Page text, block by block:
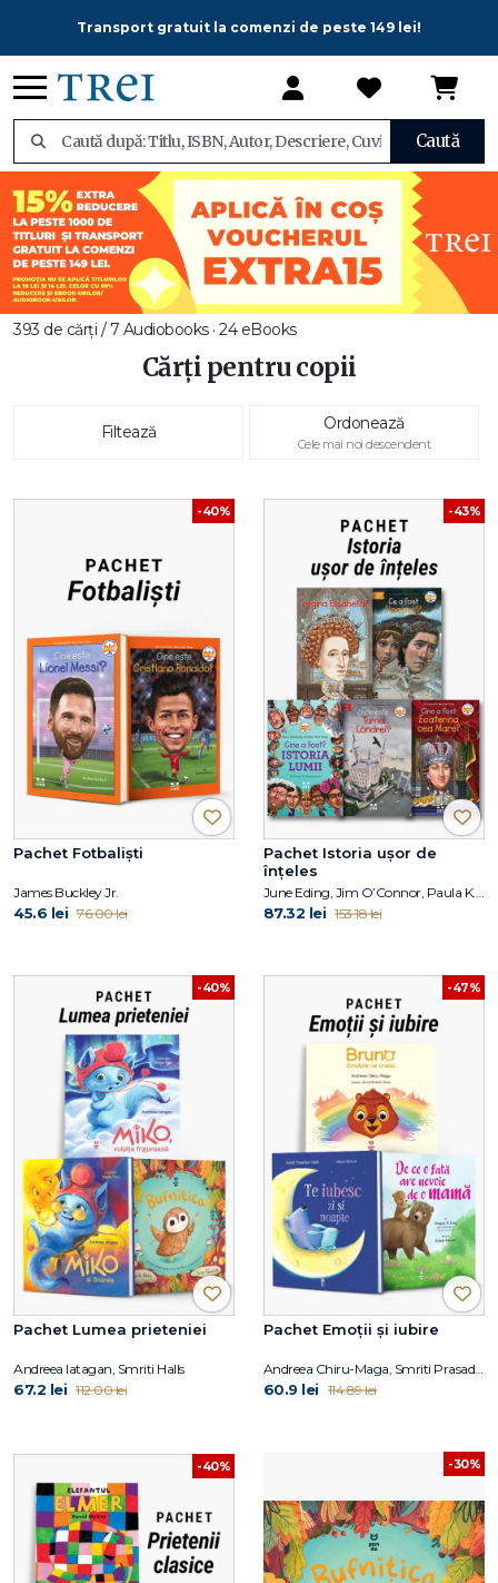
Transport gratuit la comenzi de peste 149 lei!
Caută
393 de cărți / 7 Audiobooks · 24 eBooks
Cărți pentru copii
Filtează Ordonează
Cele mai noi descendent
-40%
Pachet Fotbaliști
James Buckley Jr.
45.6 lei 76.00 lei
-43%
Pachet Istoria ușor de
înțeles
June Eding, Jim O’Connor, Paula K. Manzanero, Janet B. Pascal, Pam Pollack, Meg Belviso
87.32 lei 153.18 lei
-40%
Pachet Lumea prieteniei
Andreea Iatagan, Smriti Halls
67.2 lei 112.00 lei
-47%
Pachet Emoții și iubire
Andreea Chiru-Maga, Smriti Prasadam-Halls, Alison Brown, Gregory E. Lang
60.9 lei 114.89 lei
-40% -30%